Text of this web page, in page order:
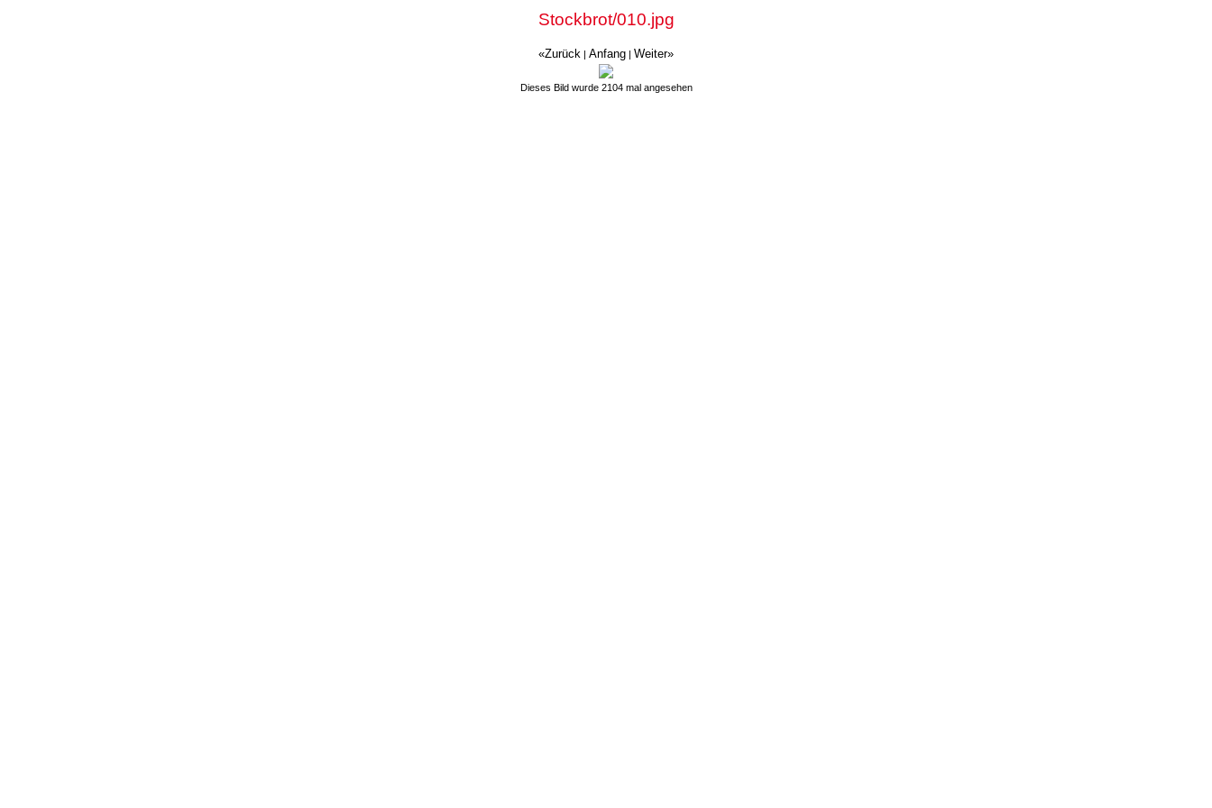
Stockbrot/010.jpg
«Zurück | Anfang | Weiter»
Dieses Bild wurde 2104 mal angesehen